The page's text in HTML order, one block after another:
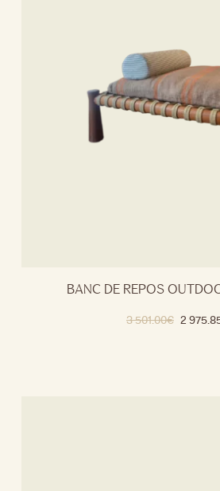
BANC DE REPOS
3 501.00€ 2